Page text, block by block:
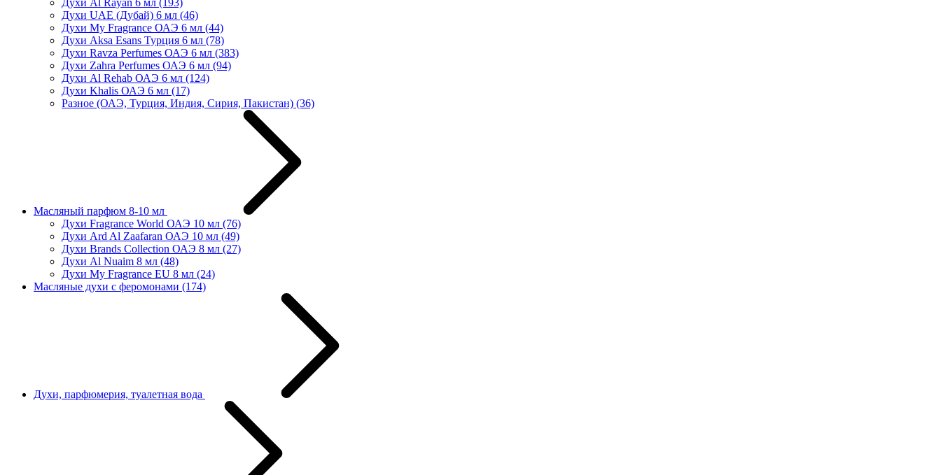
Духи Al Rayan 6 мл (193)
Духи UAE (Дубай) 6 мл (46)
Духи My Fragrance ОАЭ 6 мл (44)
Духи Aksa Esans Турция 6 мл (78)
Духи Ravza Perfumes ОАЭ 6 мл (383)
Духи Zahra Perfumes ОАЭ 6 мл (94)
Духи Al Rehab ОАЭ 6 мл (124)
Духи Khalis ОАЭ 6 мл (17)
Разное (ОАЭ, Турция, Индия, Сирия, Пакистан) (36)
Масляный парфюм 8-10 мл
Духи Fragrance World ОАЭ 10 мл (76)
Духи Ard Al Zaafaran ОАЭ 10 мл (49)
Духи Brands Collection ОАЭ 8 мл (27)
Духи Al Nuaim 8 мл (48)
Духи My Fragrance EU 8 мл (24)
Масляные духи с феромонами (174)
Духи, парфюмерия, туалетная вода